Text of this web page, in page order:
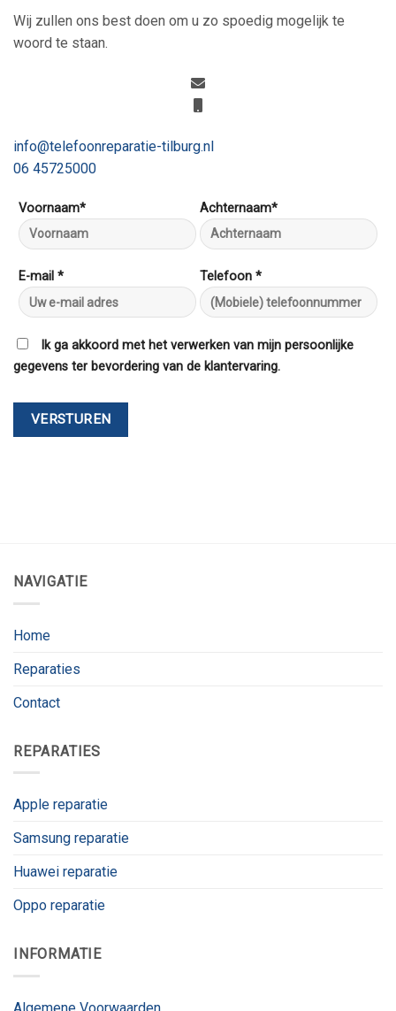
Wij zullen ons best doen om u zo spoedig mogelijk te
woord te staan.
info@telefoonreparatie-tilburg.nl
06 45725000
Voornaam* Achternaam*
E-mail * Telefoon *
Ik ga akkoord met het verwerken van mijn persoonlijke
gegevens ter bevordering van de klantervaring.
NAVIGATIE
Home
Reparaties
Contact
REPARATIES
Apple reparatie
Samsung reparatie
Huawei reparatie
Oppo reparatie
INFORMATIE